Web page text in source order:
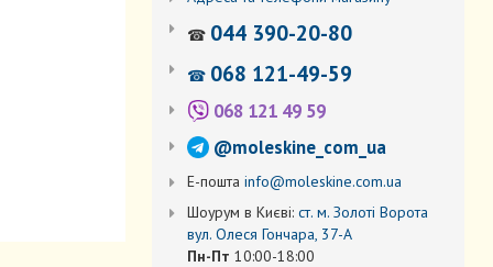
☎ 044 390-20-80
☎ 068 121-49-59
068 121 49 59
@moleskine_com_ua
Е-пошта info@moleskine.com.ua
Шоурум в Києві: ст. м. Золоті Ворота
вул. Олеся Гончара, 37-А
Пн-Пт 10:00-18:00